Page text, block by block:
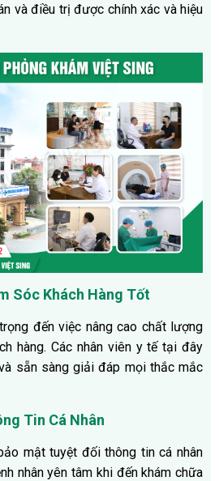
và điều trị được chính xác và hiệu
Sóc Khách Hàng Tốt
đến việc nâng cao chất lượng
hàng. Các nhân viên y tế tại đây
sẵn sàng giải đáp mọi thắc mắc
Tin Cá Nhân
mật tuyệt đối thông tin cá nhân
nhân yên tâm khi đến khám chữa